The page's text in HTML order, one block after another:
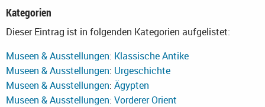
Kategorien
Dieser Eintrag ist in folgenden Kategorien aufgelistet:
Museen & Ausstellungen: Klassische Antike
Museen & Ausstellungen: Urgeschichte
Museen & Ausstellungen: Ägypten
Museen & Ausstellungen: Vorderer Orient